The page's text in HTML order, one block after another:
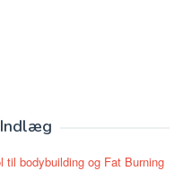
til bodybuilding og Fat Burning